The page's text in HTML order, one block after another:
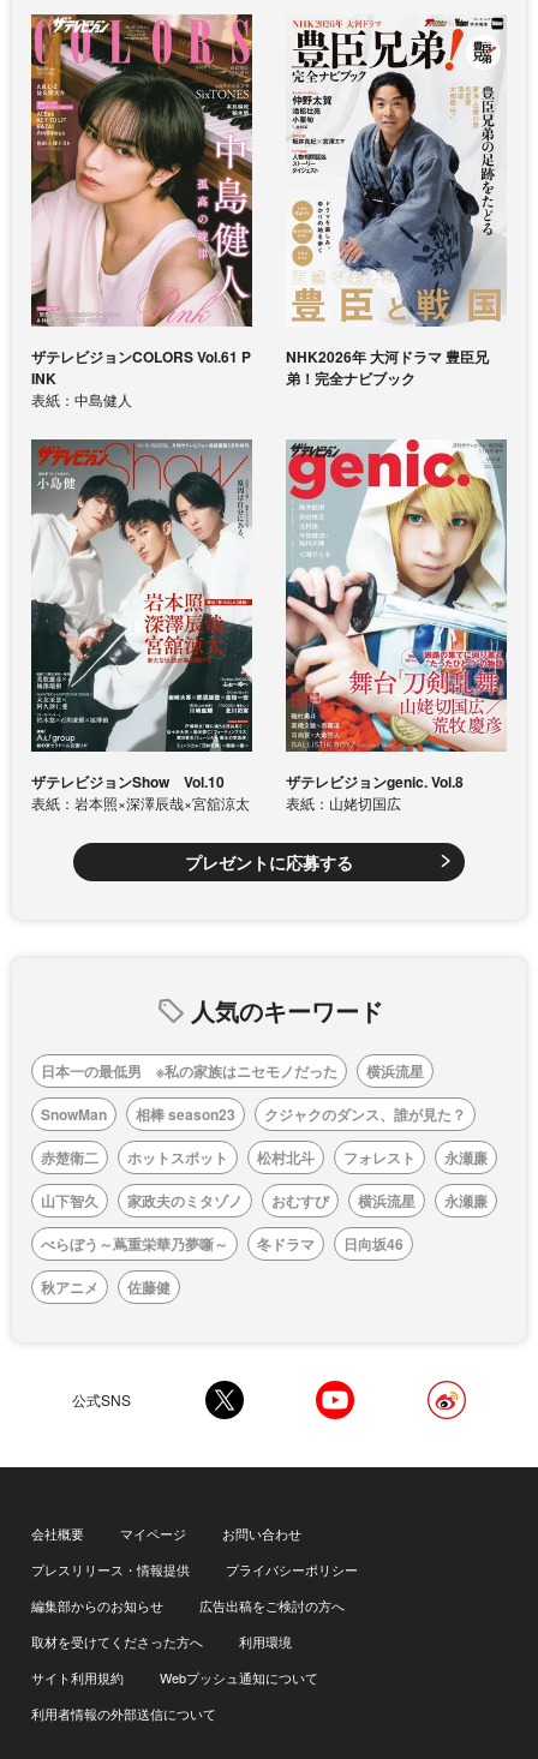
ザテレビジョンCOLORS Vol.61 P
INK
表紙：中島健人
NHK2026年 大河ドラマ 豊臣兄
弟！完全ナビブック
ザテレビジョンShow Vol.10
表紙：岩本照×深澤辰哉×宮舘涼太
ザテレビジョンgenic. Vol.8
表紙：山姥切国広
プレゼントに応募する
人気のキーワード
日本一の最低男 ※私の家族はニセモノだった
横浜流星
SnowMan
相棒 season23
クジャクのダンス、誰が見た？
赤楚衛二
ホットスポット 松村北斗 フォレスト
永瀬廉
山下智久
家政夫のミタゾノ おむすび 横浜流星
永瀬廉
べらぼう～蔦重栄華乃夢噺～
冬ドラマ
日向坂46
秋アニメ
佐藤健
公式SNS
会社概要 マイページ
お問い合わせ
プレスリリース・情報提供
プライバシーポリシー
編集部からのお知らせ
広告出稿をご検討の方へ
取材を受けてくださった方へ
利用環境
サイト利用規約
Webプッシュ通知について
利用者情報の外部送信について